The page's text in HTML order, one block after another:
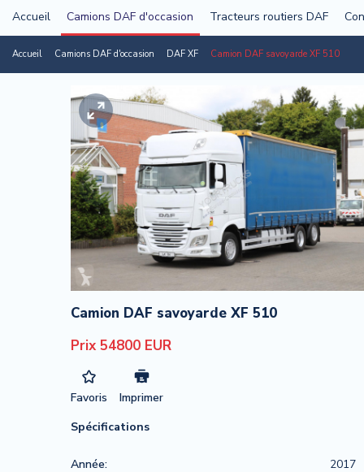
Accueil Camions DAF d'occasion Tracteurs routiers DAF
Accueil Camions DAF d'occasion DAF XF Camion DAF savoyarde XF 510
Camion DAF savoyarde XF 510
Prix 54800 EUR
Favoris
Imprimer
Spécifications
Année: 2017